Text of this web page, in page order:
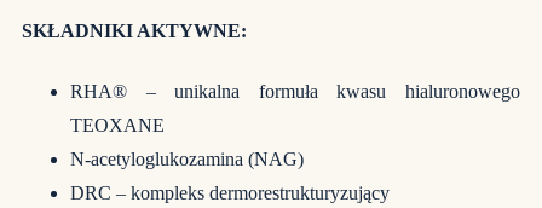
SKŁADNIKI AKTYWNE:
RHA® – unikalna formuła kwasu hialuronowego
TEOXANE
N-acetyloglukozamina (NAG)
DRC – kompleks dermorestrukturyzujący